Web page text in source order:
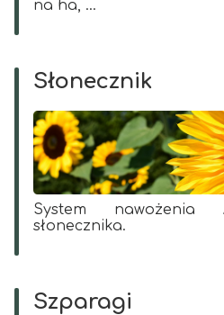
na ha, ...
Słonecznik
System
słonecznika.
Szparagi